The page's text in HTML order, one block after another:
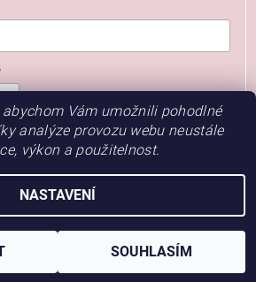
Store, všechna práva vyhrazena
Vám umožnili pohodlné
analýze provozu webu neustále
výkon a použitelnost.
NASTAVENÍ
SOUHLASÍM